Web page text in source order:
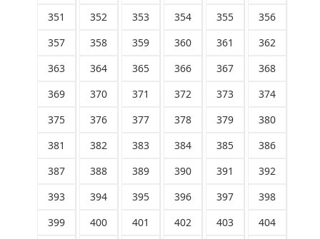
351
352 353 354 355
356
357
358 359 360 361
362
363
364 365 366 367
368
369
370 371 372 373
374
375
376 377 378 379
380
381
382 383 384 385
386
387
388 389 390 391
392
393
394 395 396 397
398
399
400 401 402 403 404